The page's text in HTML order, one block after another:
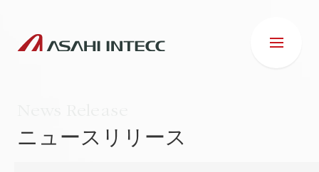
ニュースリリース